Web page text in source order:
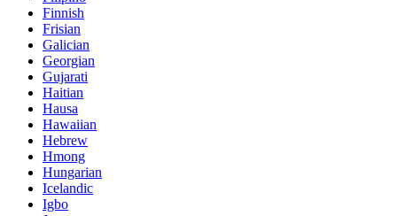
Finnish
Frisian
Galician
Georgian
Gujarati
Haitian
Hausa
Hawaiian
Hebrew
Hmong
Hungarian
Icelandic
Igbo